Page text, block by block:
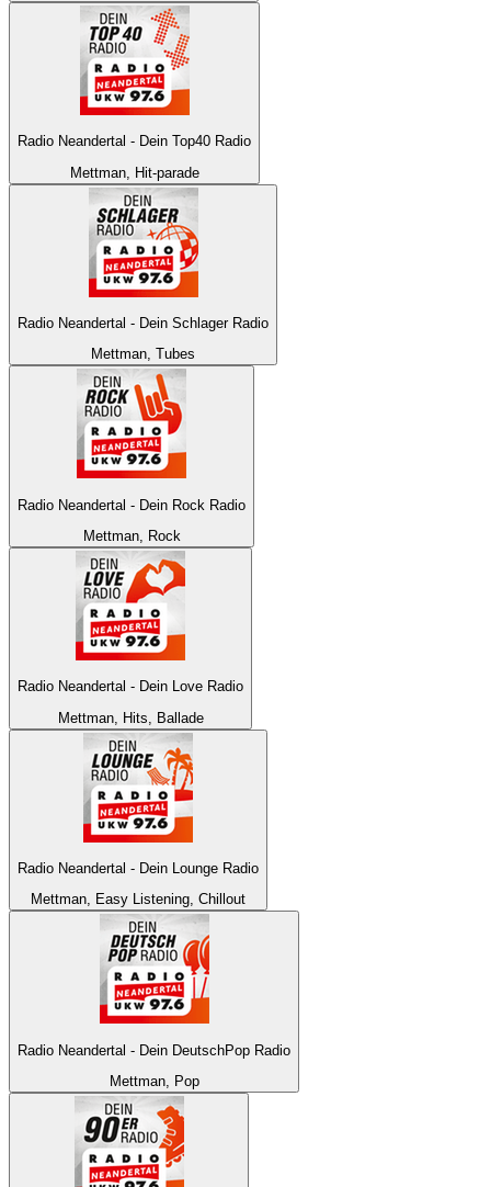
Radio Neandertal - Dein Top40 Radio
Mettman, Hit-parade
Radio Neandertal - Dein Schlager Radio
Mettman, Tubes
Radio Neandertal - Dein Rock Radio
Mettman, Rock
Radio Neandertal - Dein Love Radio
Mettman, Hits, Ballade
Radio Neandertal - Dein Lounge Radio
Mettman, Easy Listening, Chillout
Radio Neandertal - Dein DeutschPop Radio
Mettman, Pop